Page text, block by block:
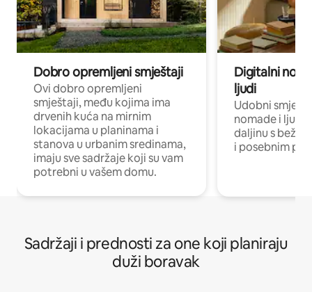
Dobro opremljeni smještaji
Ovi dobro opremljeni
smještaji, među kojima ima
drvenih kuća na mirnim
lokacijama u planinama i
stanova u urbanim sredinama,
imaju sve sadržaje koji su vam
potrebni u vašem domu.
Digitalni
ljudi
Udobni
nomade i ljude
daljinu s
i posebnim
Sadržaji i prednosti za one koji planiraju
duži boravak